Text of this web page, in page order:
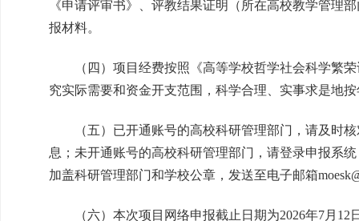
《申请评审书》、评教结果证明（所在高校教学管理
报材料。
（四）项目经费按照《高等学校哲学社会科学繁荣
究实际需要和资金开支范围，科学合理、实事求是地
（五）已开通账号的高校科研管理部门，请及时核
息；未开通账号的高校科研管理部门，请登录申报系
加盖科研管理部门和学校公章，发送至电子邮箱
（六）本次项目网络申报截止日期为2026年7月12